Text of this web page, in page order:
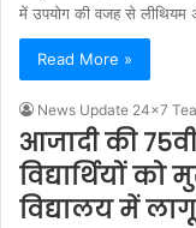
में उपयोग की वजह से लीथियम
Read More »
News Update 24x7
आजादी की
विद्यार्थियों
विद्यालय में